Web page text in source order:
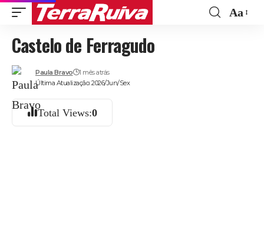
Aa
Castelo de Ferragudo
Última Atualização: 2026/Jun/Sex
Paula Bravo 1 mês atrás
Total Views:0